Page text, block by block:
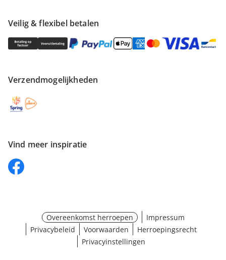
Veilig & flexibel betalen
Verzendmogelijkheden
Vind meer inspiratie
Overeenkomst herroepen
Impressum
Privacybeleid
Voorwaarden
Herroepingsrecht
Privacyinstellingen